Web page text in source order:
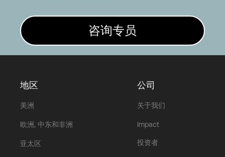
咨询专员
地区
美洲
欧洲, 中东和非洲
亚太区
公司
关于我们
Impact
投资者